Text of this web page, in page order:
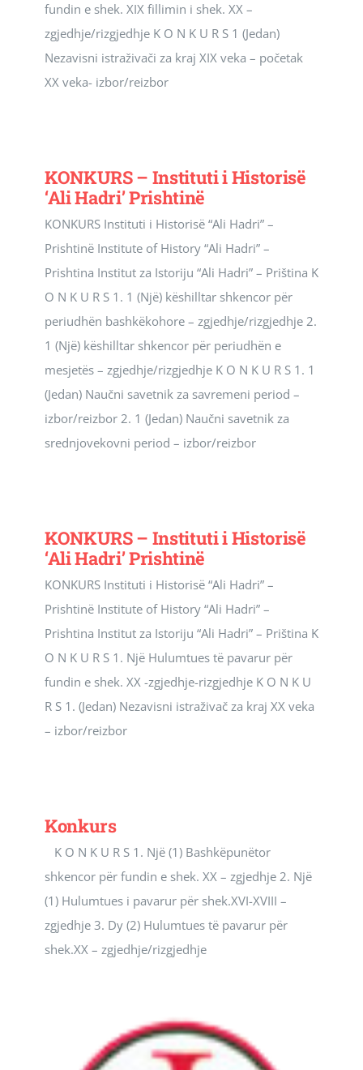
fundin e shek. XIX fillimin i shek. XX –
zgjedhje/rizgjedhje K O N K U R S 1 (Jedan)
Nezavisni istraživači za kraj XIX veka – početak
XX veka- izbor/reizbor
KONKURS – Instituti i Historisë
‘Ali Hadri’ Prishtinë
KONKURS Instituti i Historisë “Ali Hadri” –
Prishtinë Institute of History “Ali Hadri” –
Prishtina Institut za Istoriju “Ali Hadri” – Priština K
O N K U R S 1. 1 (Një) këshilltar shkencor për
periudhën bashkëkohore – zgjedhje/rizgjedhje 2.
1 (Një) këshilltar shkencor për periudhën e
mesjetës – zgjedhje/rizgjedhje K O N K U R S 1. 1
(Jedan) Naučni savetnik za savremeni period –
izbor/reizbor 2. 1 (Jedan) Naučni savetnik za
srednjovekovni period – izbor/reizbor
KONKURS – Instituti i Historisë
‘Ali Hadri’ Prishtinë
KONKURS Instituti i Historisë “Ali Hadri” –
Prishtinë Institute of History “Ali Hadri” –
Prishtina Institut za Istoriju “Ali Hadri” – Priština K
O N K U R S 1. Një Hulumtues të pavarur për
fundin e shek. XX -zgjedhje-rizgjedhje K O N K U
R S 1. (Jedan) Nezavisni istraživač za kraj XX veka
– izbor/reizbor
Konkurs
K O N K U R S 1. Një (1) Bashkëpunëtor
shkencor për fundin e shek. XX – zgjedhje 2. Një
(1) Hulumtues i pavarur për shek.XVI-XVIII –
zgjedhje 3. Dy (2) Hulumtues të pavarur për
shek.XX – zgjedhje/rizgjedhje